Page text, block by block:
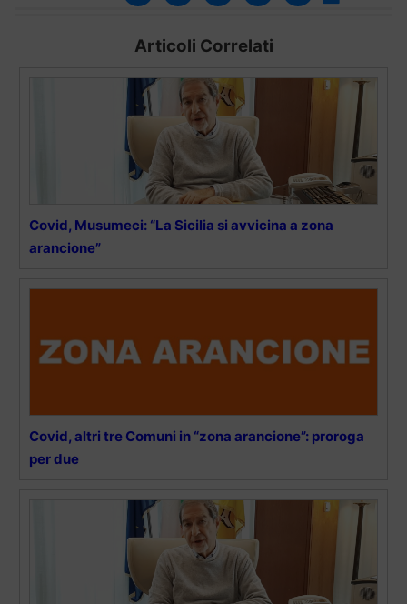
Articoli Correlati
Covid, Musumeci: “La Sicilia si avvicina a zona
arancione”
Covid, altri tre Comuni in “zona arancione”: proroga
per due